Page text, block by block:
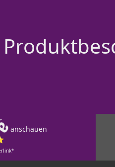
anschauen